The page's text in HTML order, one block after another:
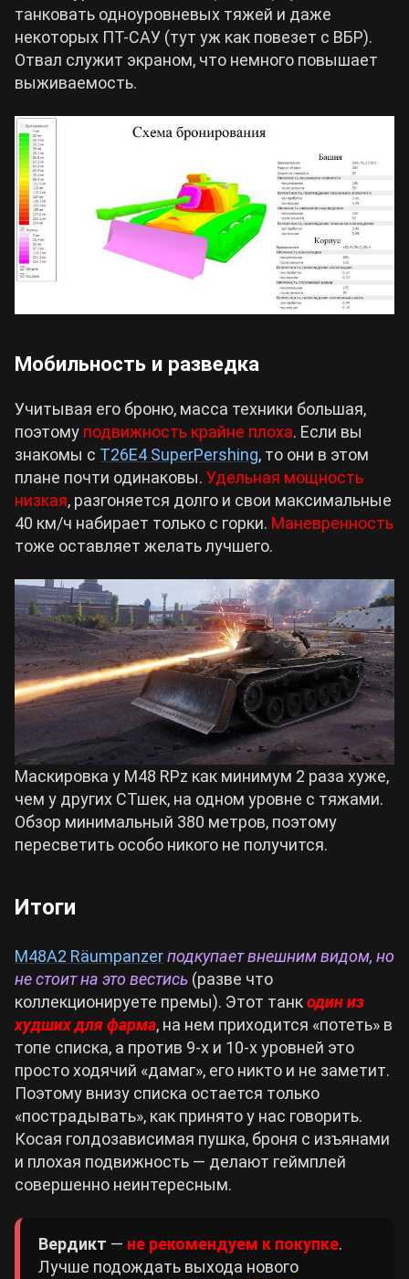
танковать одноуровневых тяжей и даже
некоторых ПТ-САУ (тут уж как повезет с ВБР).
Отвал служит экраном, что немного повышает
выживаемость.
Мобильность и разведка
Учитывая его броню, масса техники большая,
поэтому подвижность крайне плоха. Если вы
знакомы с T26E4 SuperPershing, то они в этом
плане почти одинаковы. Удельная мощность
низкая, разгоняется долго и свои максимальные
40 км/ч набирает только с горки. Маневренность
тоже оставляет желать лучшего.
Маскировка у M48 RPz как минимум 2 раза хуже,
чем у других СТшек, на одном уровне с тяжами.
Обзор минимальный 380 метров, поэтому
пересветить особо никого не получится.
Итоги
M48A2 Räumpanzerподкупает внешним видом, но
не стоит на это вестись (разве что
коллекционируете премы). Этот танкодин из
худших для фарма, на нем приходится «потеть» в
топе списка, а против 9-х и 10-х уровней это
просто ходячий «дамаг», его никто и не заметит.
Поэтому внизу списка остается только
«пострадывать», как принято у нас говорить.
Косая голдозависимая пушка, броня с изъянами
и плохая подвижность — делают геймплей
совершенно неинтересным.
Вердикт — не рекомендуем к покупке.
Лучше подождать выхода нового